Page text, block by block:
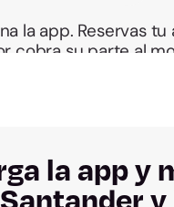
la app. Reservas tu
cobra su parte al
la app y